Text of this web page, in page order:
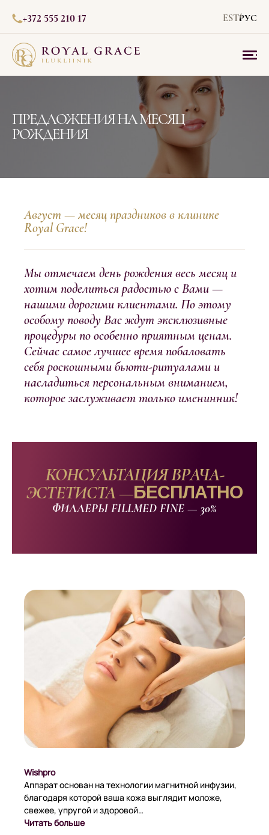
+372 555 210 17 ESTРУС
ПРЕДЛОЖЕНИЯ НА МЕСЯЦ
РОЖДЕНИЯ
Август — месяц праздников в клинике
Royal Grace!
Мы отмечаем день рождения весь месяц и
хотим поделиться радостью с Вами —
нашими дорогими клиентами. По этому
особому поводу Вас ждут эксклюзивные
процедуры по особенно приятным ценам.
Сейчас самое лучшее время побаловать
себя роскошными бьюти-ритуалами и
насладиться персональным вниманием,
которое заслуживает только именинник!
КОНСУЛЬТАЦИЯ ВРАЧА-
ЭСТЕТИСТА —БЕСПЛАТНО
ФИЛЛЕРЫ FILLMED FINE — 30%
Wishpro
Аппарат основан на технологии магнитной инфузии,
благодаря которой ваша кожа выглядит моложе,
свежее, упругой и здоровой…
Читать больше